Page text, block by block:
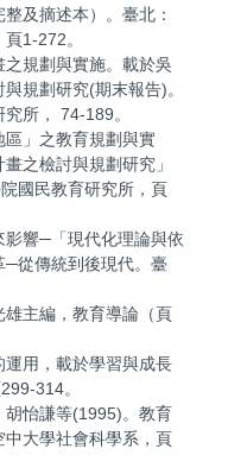
及摘述本）。臺北：
1-272。
規劃與實施。載於吳
規劃研究(期末報告)。
所， 74-189。
」之教育規劃與實
之檢討與規劃研究」
國民教育研究所，頁
響─「現代化理論與依
─從傳統到後現代。臺
主編，教育導論（頁
用，載於學習與成長
314。
胡怡謙等(1995)。教育
大學社會科學系，頁